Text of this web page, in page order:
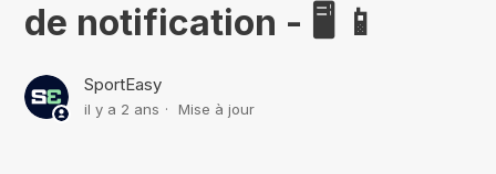
de notification - 🖥️ 📱
SportEasy
il y a 2 ans Mise à jour